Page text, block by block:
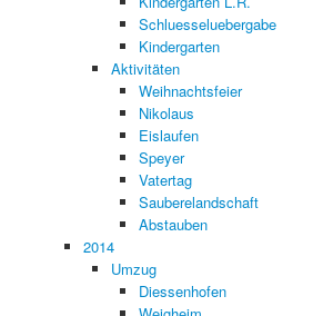
Schluesseluebergabe
Kindergarten
Aktivitäten
Weihnachtsfeier
Nikolaus
Eislaufen
Speyer
Vatertag
Sauberelandschaft
Abstauben
2014
Umzug
Diessenhofen